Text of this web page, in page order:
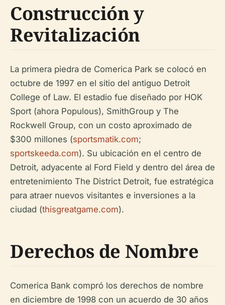
Construcción y
Revitalización
La primera piedra de Comerica Park se colocó en
octubre de 1997 en el sitio del antiguo Detroit
College of Law. El estadio fue diseñado por HOK
Sport (ahora Populous), SmithGroup y The
Rockwell Group, con un costo aproximado de
$300 millones (sportsmatik.com;
sportskeeda.com). Su ubicación en el centro de
Detroit, adyacente al Ford Field y dentro del área de
entretenimiento The District Detroit, fue estratégica
para atraer nuevos visitantes e inversiones a la
ciudad (thisgreatgame.com).
Derechos de Nombre
Comerica Bank compró los derechos de nombre
en diciembre de 1998 con un acuerdo de 30 años